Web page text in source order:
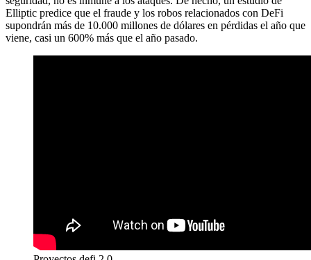
Elliptic predice que el fraude y los robos relacionados con DeFi
supondrán más de 10.000 millones de dólares en pérdidas el año que
viene, casi un 600% más que el año pasado.